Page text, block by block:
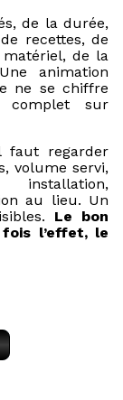
de la durée,
recettes, de
de la
animation
ne se chiffre
complet sur
faut regarder
volume servi,
installation,
au lieu. Un
Le bon
l’effet, le